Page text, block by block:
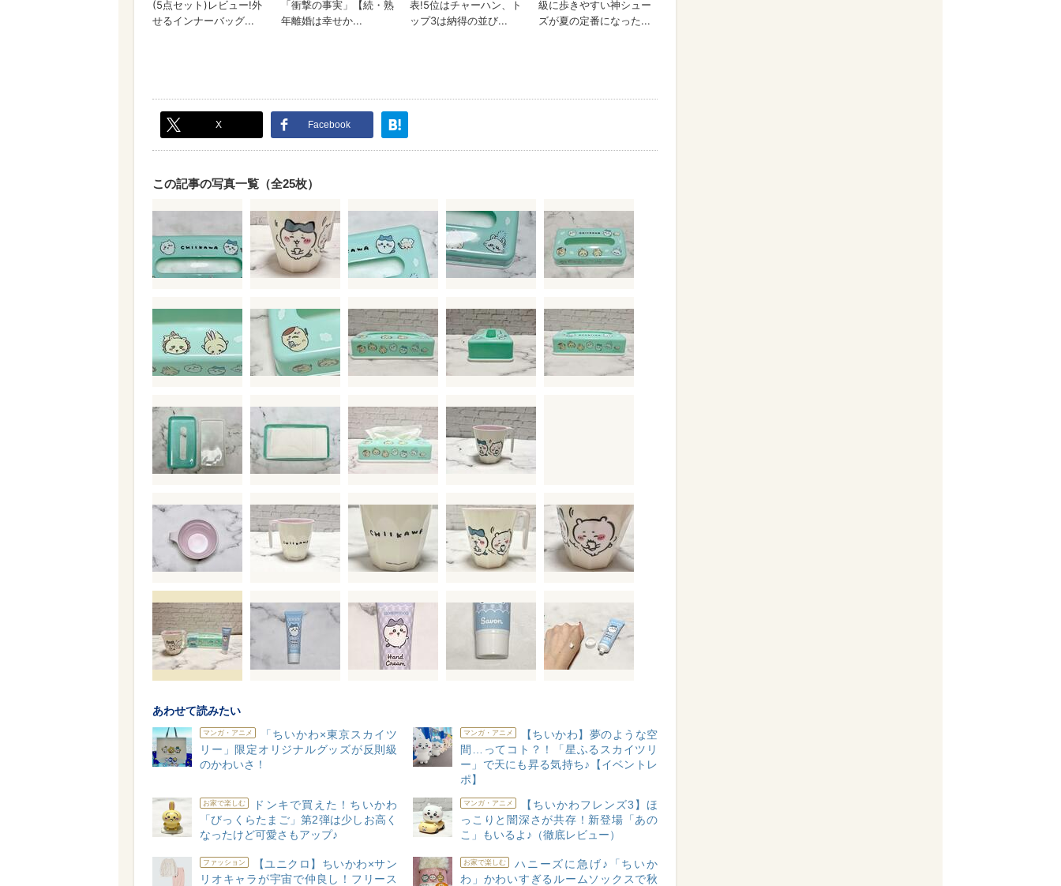
X Facebook
この記事の写真一覧（全25枚）
あわせて読みたい
マンガ・アニメ
「ちいかわ×東京スカイツ
リー」限定オリジナルグッズが反則級
のかわいさ！
マンガ・アニメ
【ちいかわ】夢のような空
間…ってコト？！「星ふるスカイツリ
ー」で天にも昇る気持ち♪【イベントレ
ポ】
お家で楽しむ
ドンキで買えた！ちいかわ
「びっくらたまご」第2弾は少しお高く
なったけど可愛さもアップ♪
マンガ・アニメ
【ちいかわフレンズ3】ほ
っこりと闇深さが共存！新登場「あの
こ」もいるよ♪（徹底レビュー）
ファッション
【ユニクロ】ちいかわ×サン
リオキャラが宇宙で仲良し！フリース
お家で楽しむ
ハニーズに急げ♪「ちいか
わ」かわいすぎるルームソックスで秋